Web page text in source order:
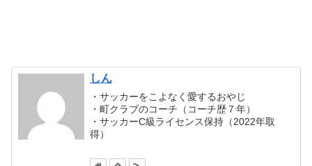
しん
・サッカーをこよなく愛するおやじ
・町クラブのコーチ（コーチ歴７年）
・サッカーC級ライセンス保持（2022年取
得）